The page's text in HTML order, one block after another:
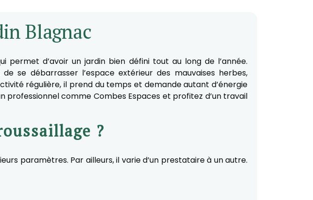
Blagnac
d’avoir un jardin bien défini tout au long de l’année.
se débarrasser l’espace extérieur des mauvaises herbes,
régulière, il prend du temps et demande autant d’énergie
professionnel comme Combes Espaces et profitez d’un travail
?
paramètres. Par ailleurs, il varie d’un prestataire à un autre.